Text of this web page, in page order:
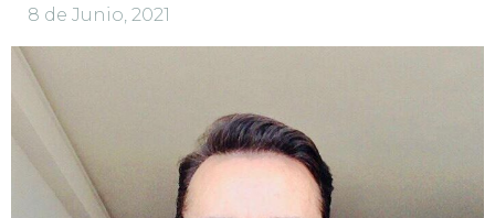
8 de Junio, 2021